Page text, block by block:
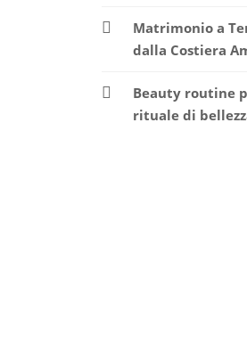
Matrimonio a
dalla Costiera
Beauty routine
rituale di